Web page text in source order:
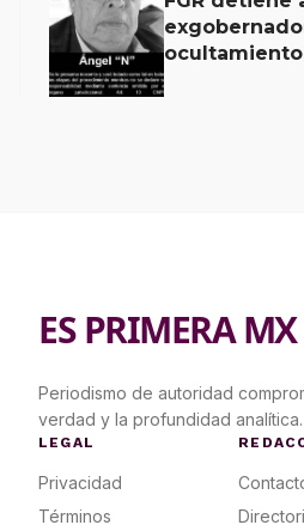
ES PRIMERA MX
Periodismo de autoridad
verdad y la profundidad analítica.
LEGAL
Privacidad
Términos